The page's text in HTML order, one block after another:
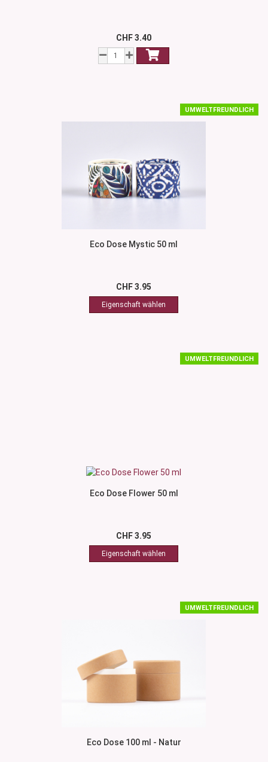
CHF 3.40
UMWELTFREUNDLICH
Eco Dose Mystic 50 ml
CHF 3.95
UMWELTFREUNDLICH
Eco Dose Flower 50 ml
CHF 3.95
UMWELTFREUNDLICH
Eco Dose 100 ml - Natur